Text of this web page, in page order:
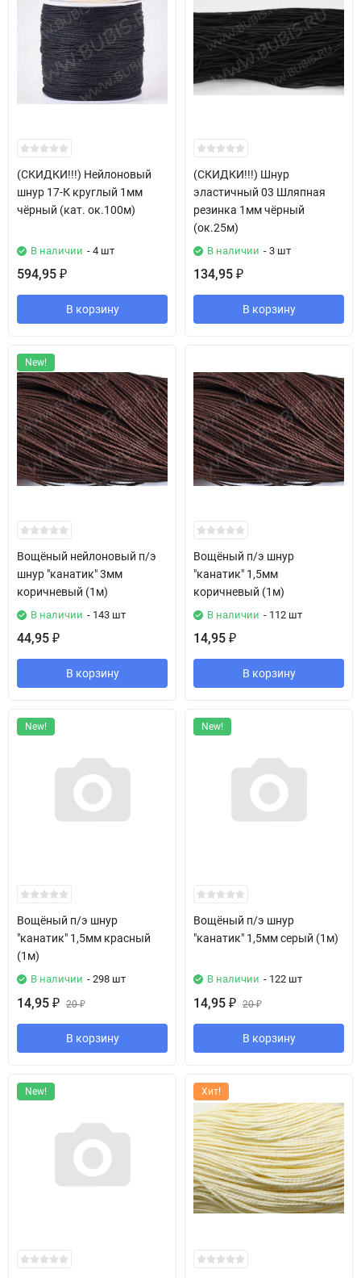
(СКИДКИ!!!) Нейлоновый
шнур 17-К круглый 1мм
чёрный (кат. ок.100м)
В наличии - 4 шт
594,95 ₽
В корзину
(СКИДКИ!!!) Шнур
эластичный 03 Шляпная
резинка 1мм чёрный
(ок.25м)
В наличии - 3 шт
134,95 ₽
В корзину
New!
Вощёный нейлоновый п/э
шнур "канатик" 3мм
коричневый (1м)
В наличии - 143 шт
44,95 ₽
В корзину
Вощёный п/э шнур
"канатик" 1,5мм
коричневый (1м)
В наличии - 112 шт
14,95 ₽
В корзину
New!
Вощёный п/э шнур
"канатик" 1,5мм красный
(1м)
В наличии - 298 шт
14,95 ₽ 20₽
В корзину
New!
Вощёный п/э шнур
"канатик" 1,5мм серый (1м)
В наличии - 122 шт
14,95 ₽ 20₽
В корзину
New! Хит!